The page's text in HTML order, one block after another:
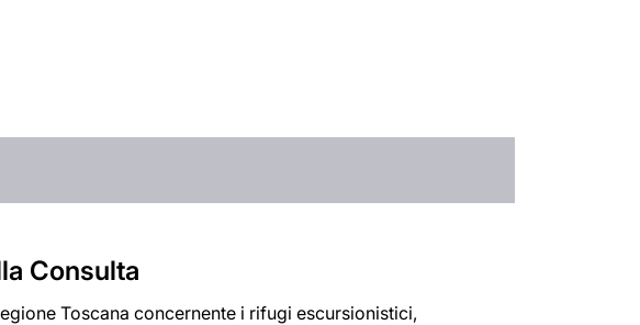
Consulta
Toscana concernente i rifugi escursionistici,